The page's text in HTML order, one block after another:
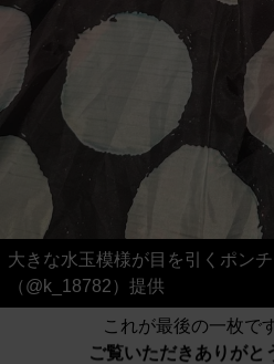
大きな水玉模様が目を引くポン
（@k_18782）提供
これが最後の一枚で
ご覧いただきありがと